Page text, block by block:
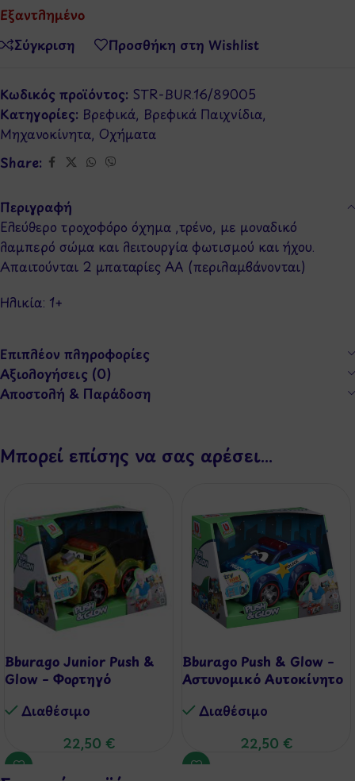
Εξαντλημένο
Σύγκριση
Προσθήκη στη Wishlist
Κωδικός προϊόντος: STR-BUR.16/89005
Κατηγορίες: Βρεφικά, Βρεφικά Παιχνίδια,
Μηχανοκίνητα, Οχήματα
Share:
Περιγραφή
Ελεύθερο τροχοφόρο όχημα ,τρένο, με μοναδικό
λαμπερό σώμα και λειτουργία φωτισμού και ήχου.
Απαιτούνται 2 μπαταρίες AA (περιλαμβάνονται)
Ηλικία: 1+
Επιπλέον πληροφορίες
Αξιολογήσεις (0)
Αποστολή & Παράδοση
Μπορεί επίσης να σας αρέσει…
Bburago Junior Push &
Glow – Φορτηγό
Διαθέσιμo
22,50 €
Bburago Push & Glow –
Αστυνομικό Αυτοκίνητο
Διαθέσιμo
22,50 €